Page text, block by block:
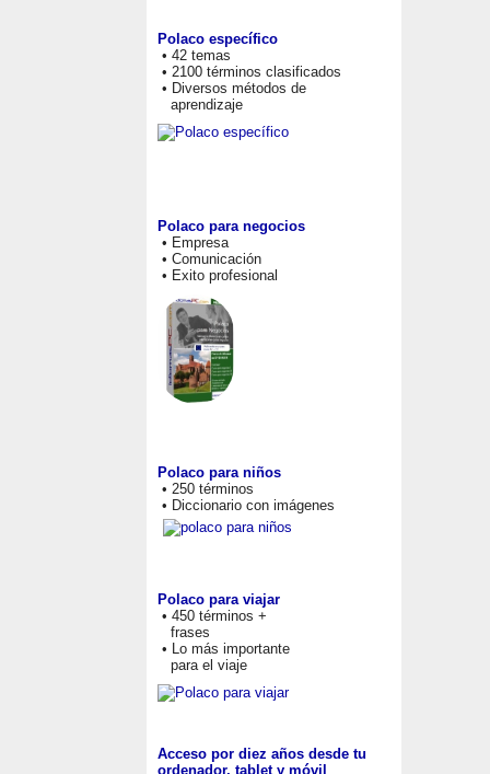
Polaco específico
• 42 temas
• 2100 términos clasificados
• Diversos métodos de
aprendizaje
Polaco para negocios
• Empresa
• Comunicación
• Exito profesional
Polaco para niños
• 250 términos
• Diccionario con imágenes
Polaco para viajar
• 450 términos +
frases
• Lo más importante
para el viaje
Acceso por diez años desde tu
ordenador, tablet y móvil